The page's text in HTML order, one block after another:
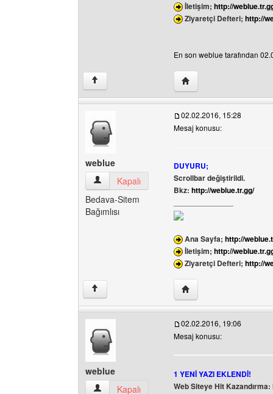
İletişim; http://
Ziyaretçi Defteri; http://
En son weblue tarafından
↑ Yazarın web sitesini
weblue
weblue Kullanıcının profilini görüntüle
Kapalı
Bedava-Sitem
Bağımlısı
02.02.2016, 15:28
Mesaj konusu:
DUYURU;
Scrollbar değiştirildi.
Bkz: http://weblue.tr.gg/
Ana Sayfa; http://
İletişim; http://
Ziyaretçi Defteri; http://
↑ Yazarın web sitesini
weblue
weblue Kullanıcının profilini görüntüle
Kapalı
02.02.2016, 19:06
Mesaj konusu:
1 YENİ YAZI EKLENDİ!
Web Siteye Hit Kazandırma: